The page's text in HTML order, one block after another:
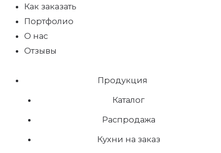
Как заказать
Портфолио
О нас
Отзывы
Продукция
Каталог
Распродажа
Кухни на заказ